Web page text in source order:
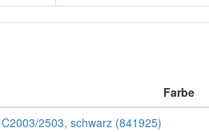
Farbe
2503, schwarz (841925)